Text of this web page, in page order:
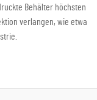
Behälter höchsten
verlangen, wie etwa